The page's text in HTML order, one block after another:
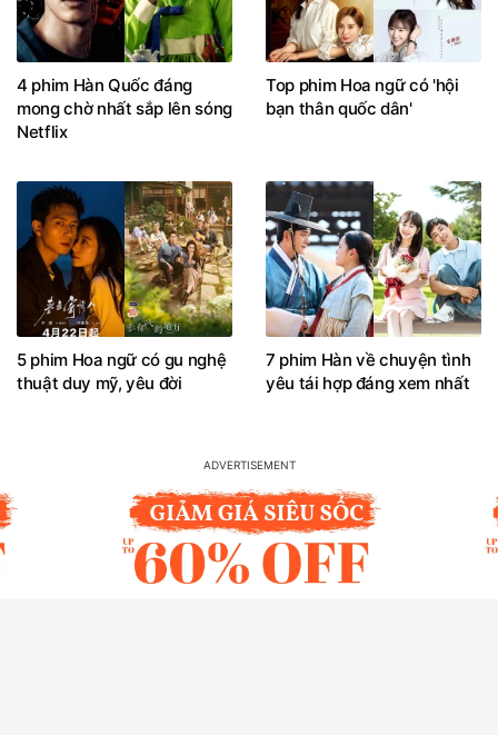
4 phim Hàn Quốc đáng
mong chờ nhất sắp lên sóng
Netflix
Top phim Hoa ngữ có 'hội
bạn thân quốc dân'
5 phim Hoa ngữ có gu nghệ
thuật duy mỹ, yêu đời
7 phim Hàn về chuyện tình
yêu tái hợp đáng xem nhất